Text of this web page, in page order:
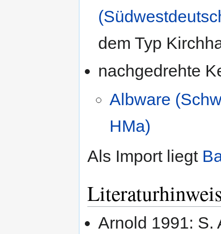
dem Typ
nachgedrehte
Albware
HMa)
Als Import liegt
Arnold 1991: S.